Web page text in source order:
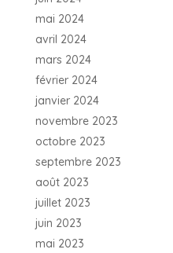
mai 2024
avril 2024
mars 2024
février 2024
janvier 2024
novembre 2023
octobre 2023
septembre 2023
août 2023
juillet 2023
juin 2023
mai 2023